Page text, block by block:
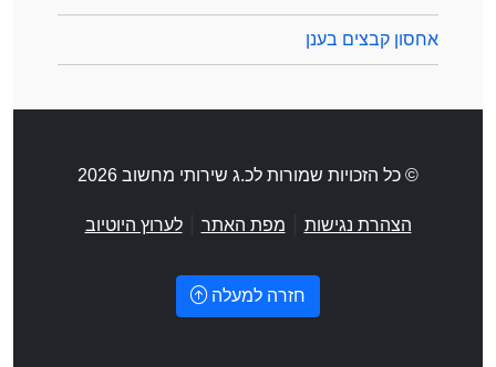
אחסון קבצים בענן
© כל הזכויות שמורות לכ.ג שירותי מחשוב 2026
הצהרת נגישות מפת האתר |לערוץ היוטיוב
חזרה למעלה